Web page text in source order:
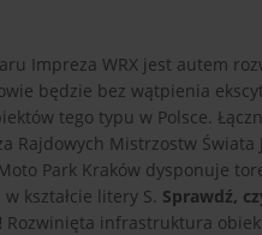
Impreza WRX jest autem
będzie bez wątpienia
tego typu w Polsce.
Rajdowych Mistrzostw Świata
Park Kraków dysponuje
kształcie litery S. Sprawdź,
Rozwinięta infrastruktura